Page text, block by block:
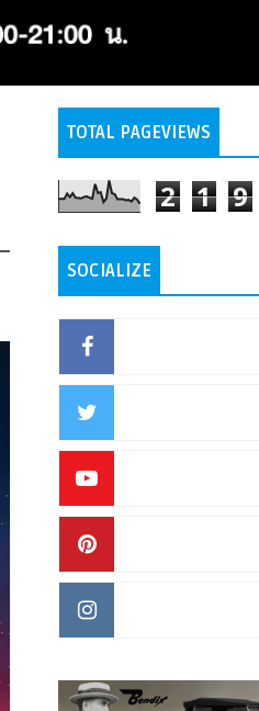
TOTAL PAGEVIEWS
2 1 9
SOCIALIZE